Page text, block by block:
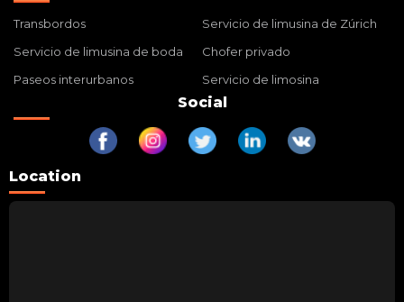
Transbordos
Servicio de limusina de Zúrich
Servicio de limusina de boda
Chofer privado
Paseos interurbanos
Servicio de limosina
Social
Location